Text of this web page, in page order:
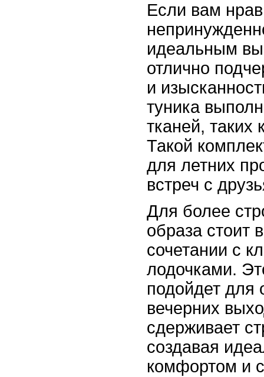
Если вам
идеальным
отлично
и
туника
тканей,
Такой
для летних
встреч с
Для более
образа стоит
сочетании с
лодочками.
подойдет для
вечерних
сдерживает
создавая
комфортом и